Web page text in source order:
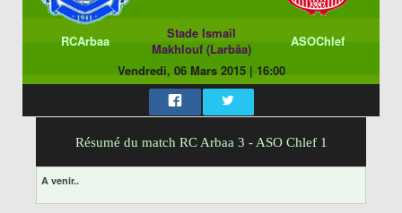
RCArbaa
Stade Ismaïl
Makhlouf (Larbâa)
ASOChlef
Vendredi, 06 Mars 2015| 16:00
Résumé du match RC Arbaa 3 - ASO Chlef 1
A venir..